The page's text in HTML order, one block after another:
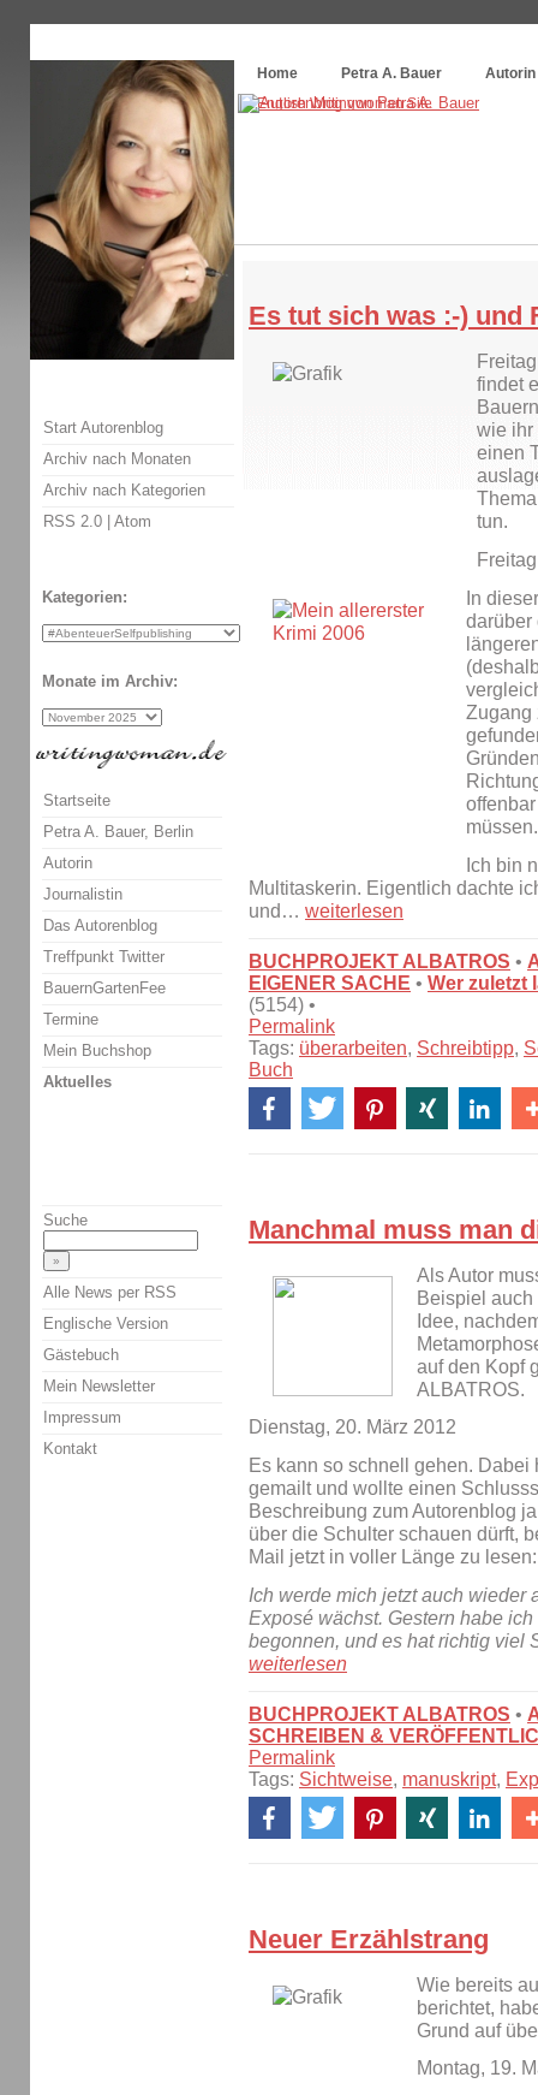
Home
Petra A. Bauer Autorin
Es tut sich was :-) und
findet
wie ihr
einen
tun.
In
darüber
Zugang
müssen.
Ich bin
Multitaskerin. Eigentlich dachte
und… weiterlesen
BUCHPROJEKT ALBATROS •
EIGENER SACHE • Wer zuletzt
(5154) •
Permalink
Tags: überarbeiten, Schreibtipp,
Buch
Manchmal muss man
Als Autor
Beispiel
Idee,
auf den Kopf
ALBATROS.
Dienstag, 20. März 2012
Es kann so schnell gehen.
gemailt und wollte einen
Beschreibung zum Autorenblog
über die Schulter schauen dürft,
Mail jetzt in voller Länge zu lesen:
Ich werde mich jetzt auch wieder
Exposé wächst. Gestern habe
begonnen, und es hat richtig viel
weiterlesen
BUCHPROJEKT ALBATROS •
SCHREIBEN &
Permalink
Tags: Sichtweise, manuskript,
Neuer Erzählstrang
Wie bereits
berichtet,
Grund auf
Montag, 19.
Start Autorenblog
Archiv nach Monaten
Archiv nach Kategorien
RSS 2.0 | Atom
Kategorien:
Monate im Archiv:
Startseite
Petra A. Bauer, Berlin
Autorin
Journalistin
Das Autorenblog
Treffpunkt Twitter
BauernGartenFee
Termine
Mein Buchshop
Aktuelles
Suche
Alle News per RSS
Englische Version
Gästebuch
Mein Newsletter
Impressum
Kontakt